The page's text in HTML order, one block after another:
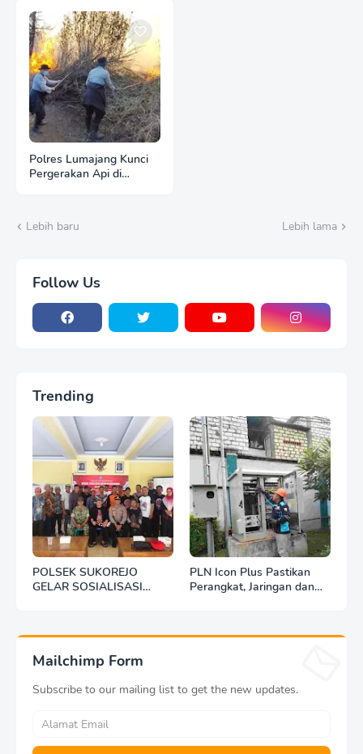
Polres Lumajang Kunci
Pergerakan Api di
Lebih baru
Lebih lama
Follow Us
Trending
POLSEK SUKOREJO
GELAR SOSIALISASI
PLN Icon Plus Pastikan
Perangkat, Jaringan dan
Mailchimp Form
Subscribe to our mailing list to get the new updates.